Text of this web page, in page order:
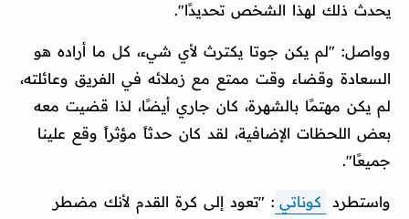
يحدث ذلك لهذا الشخص تحديدًا".
وواصل: "لم يكن جوتا يكترث لأي شيء، كل ما أراده هو
السعادة وقضاء وقت ممتع مع زملائه في الفريق وعائلته،
لم يكن مهتمًا بالشهرة، كان جاري أيضًا، لذا قضيت معه
بعض اللحظات الإضافية، لقد كان حدثاً مؤثراً وقع علينا
جميعًا".
واستطرد كوناتي : "تعود إلى كرة القدم لأنك مضطر